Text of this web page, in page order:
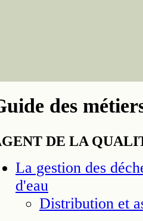
des
DE LA
La gestion des
d'eau
Distribution et